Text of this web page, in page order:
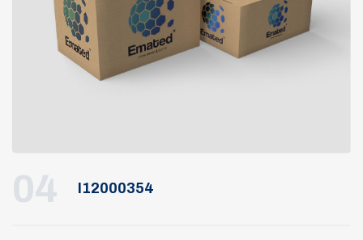
04 I12000354